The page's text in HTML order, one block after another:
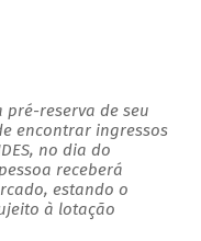
pré-reserva de seu
encontrar ingressos
no dia do
receberá
estando o
à lotação